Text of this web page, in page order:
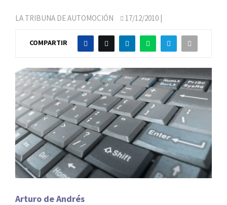
LA TRIBUNA DE AUTOMOCIÓN 17/12/2010 |
COMPARTIR
Arturo de Andrés